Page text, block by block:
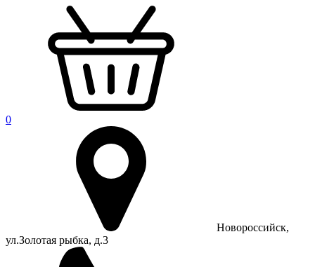
0
Новороссийск,
ул.Золотая рыбка, д.3